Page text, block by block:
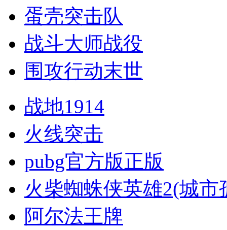
蛋壳突击队
战斗大师战役
围攻行动末世
战地1914
火线突击
pubg官方版正版
火柴蜘蛛侠英雄2(城市
阿尔法王牌